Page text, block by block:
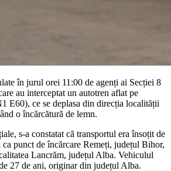
în jurul orei 11:00 de agenți ai Secției 8
au interceptat un autotren aflat pe
E60), ce se deplasa din direcția localității
o încărcătură de lemn.
s-a constatat că transportul era însoțit de
punct de încărcare Remeți, județul Bihor,
Lancrăm, județul Alba. Vehiculul
27 de ani, originar din județul Alba.